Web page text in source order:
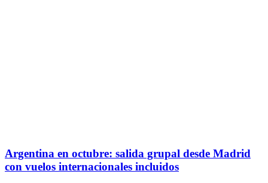
Argentina en octubre: salida grupal desde Madrid
con vuelos internacionales incluidos